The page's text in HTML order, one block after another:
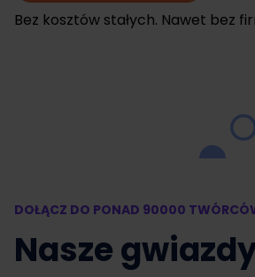
Bez kosztów stałych. Nawet bez
DOŁĄCZ DO PONAD 90000
Nasze